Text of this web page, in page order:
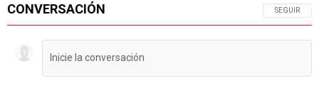
CONVERSACIÓN SIGA ESTA
SEGUIR